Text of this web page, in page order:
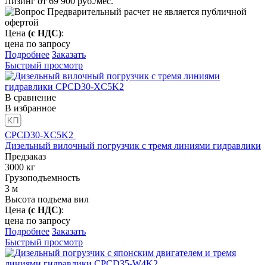
Предварительный расчет не является публичной
офертой
Цена (с НДС):
цена по запросу
Подробнее Заказать
Быстрый просмотр
В сравнение
В избранное
CPCD30-XC5K2
Дизельный вилочный погрузчик с тремя линиями гидравлики
Предзаказ
3000 кг
Грузоподъемность
3 м
Высота подъема вил
Цена (с НДС):
цена по запросу
Подробнее Заказать
Быстрый просмотр